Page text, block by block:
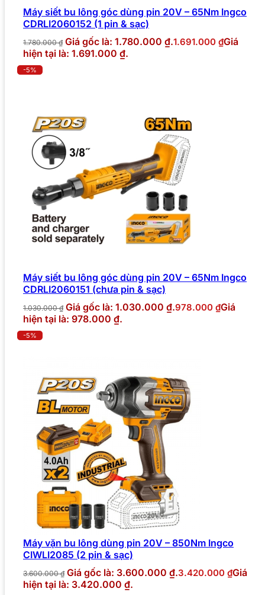
Máy siết bu lông góc dùng pin 20V – 65Nm Ingco
CDRLI2060152 (1 pin & sạc)
1.780.000₫ Giá gốc là: 1.780.000 ₫.1.691.000 ₫Giá
hiện tại là: 1.691.000 ₫.
-5%
Máy siết bu lông góc dùng pin 20V – 65Nm Ingco
CDRLI2060151 (chưa pin & sạc)
1.030.000₫ Giá gốc là: 1.030.000 ₫.978.000 ₫Giá
hiện tại là: 978.000 ₫.
-5%
Máy vặn bu lông dùng pin 20V – 850Nm Ingco
CIWLI2085 (2 pin & sạc)
3.600.000₫ Giá gốc là: 3.600.000 ₫.3.420.000 ₫Giá
hiện tại là: 3.420.000 ₫.